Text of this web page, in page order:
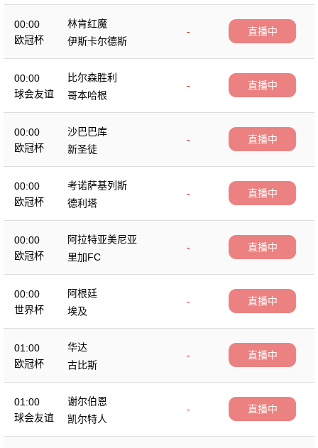
00:00
欧冠杯
林肯红魔
-
伊斯卡尔德斯
直播中
00:00
球会友谊
比尔森胜利
-
哥本哈根
直播中
00:00
欧冠杯
沙巴巴库
-
新圣徒
直播中
00:00
欧冠杯
考诺萨基列斯
-
德利塔
直播中
00:00
欧冠杯
阿拉特亚美尼亚
-
里加FC
直播中
00:00
世界杯
阿根廷
-
埃及
直播中
01:00
欧冠杯
华达
-
古比斯
直播中
01:00
球会友谊
谢尔伯恩
-
凯尔特人
直播中